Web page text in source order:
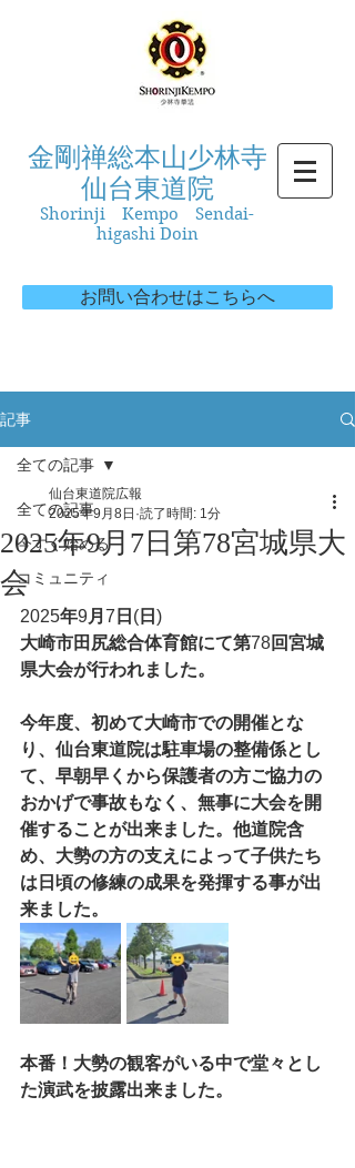
金剛禅総本山少林寺
仙台東道院
Shorinji Kempo Sendai-
higashi Doin
お問い合わせはこちらへ
記事
全ての記事
今すぐ始める
コミュニティ
全ての記事
2025年9月7日第78宮城県大
会
仙台東道院広報
2025年9月8日 読了時間: 1分
2025年9月 7 日 ( 日 )
大崎市田尻総合体育館にて第78回宮城
県大会が行われました。
今年度、初めて大崎市での開催とな
り、仙台東道院は駐車場の整備係とし
て、早朝早くから保護者の方ご協力の
おかげで事故もなく、無事に大会を開
催することが出来ました。他道院含
め、大勢の方の支えによって子供たち
は日頃の修練の成果を発揮する事が出
来ました。
本番！大勢の観客がいる中で堂々とし
た演武を披露出来ました。